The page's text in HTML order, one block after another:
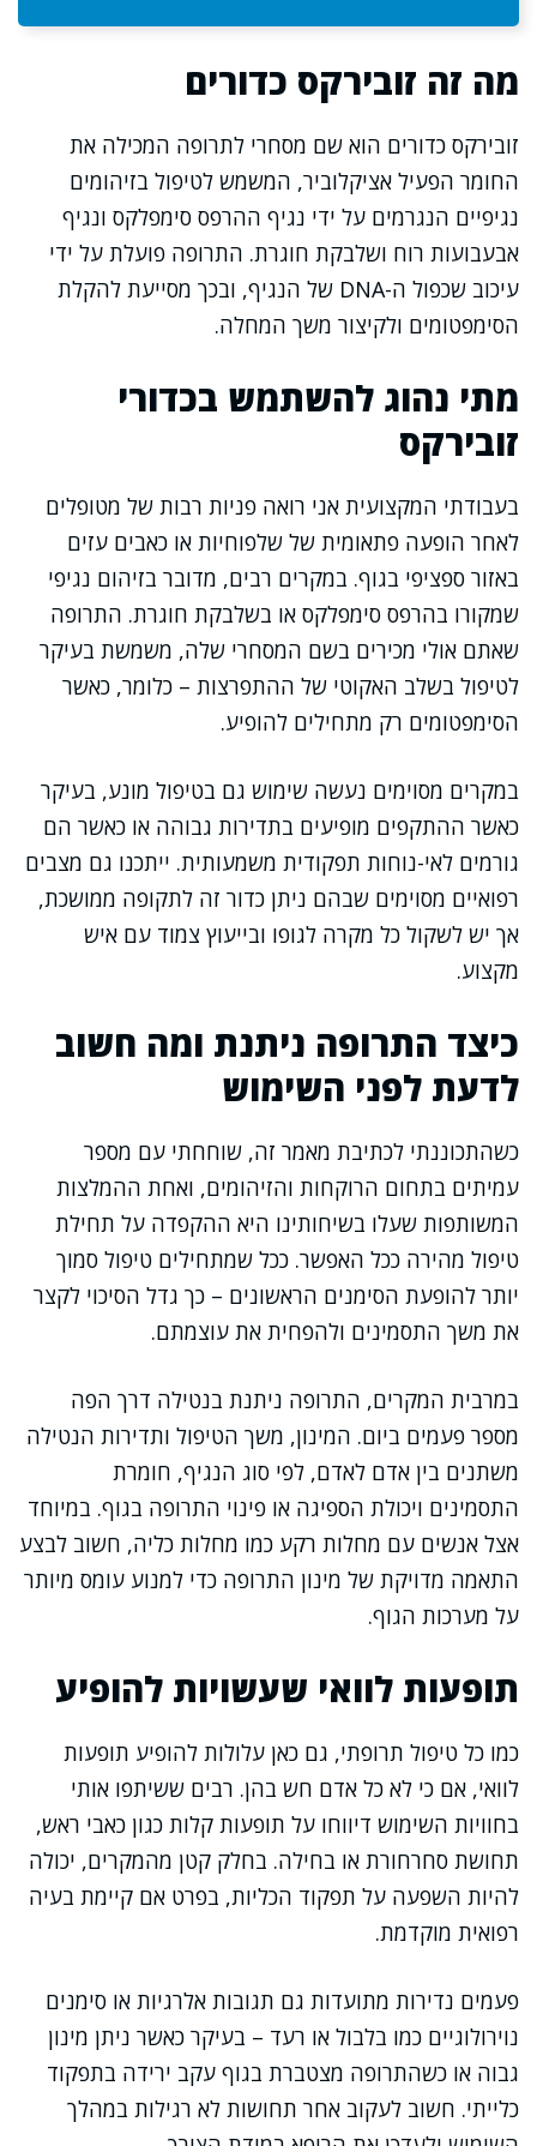
מה זה זובירקס כדורים
זובירקס כדורים הוא שם מסחרי לתרופה המכילה את
החומר הפעיל אציקלוביר, המשמש לטיפול בזיהומים
נגיפיים הנגרמים על ידי נגיף ההרפס סימפלקס ונגיף
אבעבועות רוח ושלבקת חוגרת. התרופה פועלת על ידי
עיכוב שכפול ה-DNA של הנגיף, ובכך מסייעת להקלת
הסימפטומים ולקיצור משך המחלה.
מתי נהוג להשתמש בכדורי
זובירקס
בעבודתי המקצועית אני רואה פניות רבות של מטופלים
לאחר הופעה פתאומית של שלפוחיות או כאבים עזים
באזור ספציפי בגוף. במקרים רבים, מדובר בזיהום נגיפי
שמקורו בהרפס סימפלקס או בשלבקת חוגרת. התרופה
שאתם אולי מכירים בשם המסחרי שלה, משמשת בעיקר
לטיפול בשלב האקוטי של ההתפרצות – כלומר, כאשר
הסימפטומים רק מתחילים להופיע.
במקרים מסוימים נעשה שימוש גם בטיפול מונע, בעיקר
כאשר ההתקפים מופיעים בתדירות גבוהה או כאשר הם
גורמים לאי-נוחות תפקודית משמעותית. ייתכנו גם מצבים
רפואיים מסוימים שבהם ניתן כדור זה לתקופה ממושכת,
אך יש לשקול כל מקרה לגופו ובייעוץ צמוד עם איש
מקצוע.
כיצד התרופה ניתנת ומה חשוב
לדעת לפני השימוש
כשהתכוננתי לכתיבת מאמר זה, שוחחתי עם מספר
עמיתים בתחום הרוקחות והזיהומים, ואחת ההמלצות
המשותפות שעלו בשיחותינו היא ההקפדה על תחילת
טיפול מהירה ככל האפשר. ככל שמתחילים טיפול סמוך
יותר להופעת הסימנים הראשונים – כך גדל הסיכוי לקצר
את משך התסמינים ולהפחית את עוצמתם.
במרבית המקרים, התרופה ניתנת בנטילה דרך הפה
מספר פעמים ביום. המינון, משך הטיפול ותדירות הנטילה
משתנים בין אדם לאדם, לפי סוג הנגיף, חומרת
התסמינים ויכולת הספיגה או פינוי התרופה בגוף. במיוחד
אצל אנשים עם מחלות רקע כמו מחלות כליה, חשוב לבצע
התאמה מדויקת של מינון התרופה כדי למנוע עומס מיותר
על מערכות הגוף.
תופעות לוואי שעשויות להופיע
כמו כל טיפול תרופתי, גם כאן עלולות להופיע תופעות
לוואי, אם כי לא כל אדם חש בהן. רבים ששיתפו אותי
בחוויות השימוש דיווחו על תופעות קלות כגון כאבי ראש,
תחושת סחרחורת או בחילה. בחלק קטן מהמקרים, יכולה
להיות השפעה על תפקוד הכליות, בפרט אם קיימת בעיה
רפואית מוקדמת.
פעמים נדירות מתועדות גם תגובות אלרגיות או סימנים
נוירולוגיים כמו בלבול או רעד – בעיקר כאשר ניתן מינון
גבוה או כשהתרופה מצטברת בגוף עקב ירידה בתפקוד
כלייתי. חשוב לעקוב אחר תחושות לא רגילות במהלך